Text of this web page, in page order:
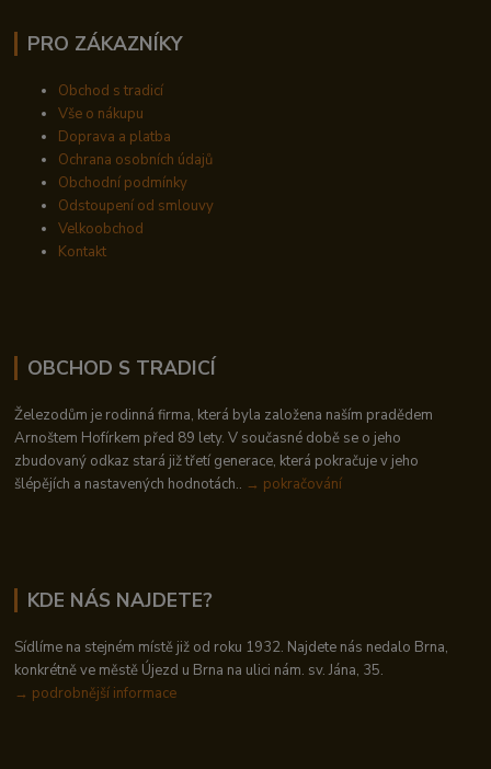
PRO ZÁKAZNÍKY
Obchod s tradicí
Vše o nákupu
Doprava a platba
Ochrana osobních údajů
Obchodní podmínky
Odstoupení od smlouvy
Velkoobchod
Kontakt
OBCHOD S TRADICÍ
Železodům je rodinná firma, která byla založena naším pradědem
Arnoštem Hofírkem před 89 lety. V současné době se o jeho
zbudovaný odkaz stará již třetí generace, která pokračuje v jeho
šlépějích a nastavených hodnotách.. → pokračování
KDE NÁS NAJDETE?
Sídlíme na stejném místě již od roku 1932. Najdete nás nedalo Brna,
konkrétně ve městě Újezd u Brna na ulici nám. sv. Jána, 35.
→ podrobnější informace